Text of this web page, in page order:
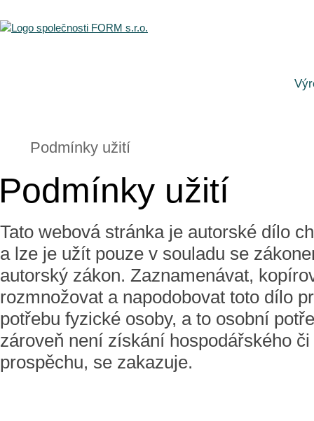
Podmínky užití
užití
Tato webová stránka je autorské dílo
a lze je užít pouze v souladu se
autorský zákon. Zaznamenávat,
rozmnožovat a napodobovat toto dílo
potřebu fyzické osoby, a to osobní
zároveň není získání hospodářského
prospěchu, se zakazuje.